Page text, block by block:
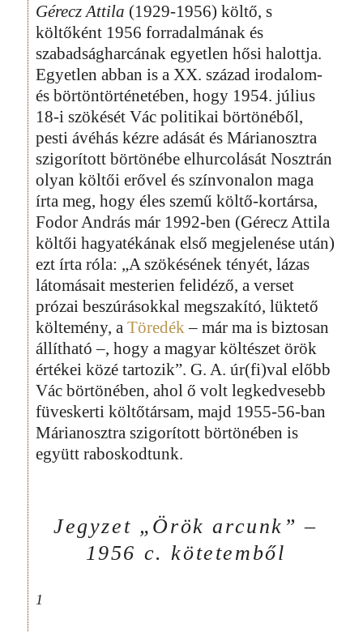
Gérecz Attila (1929-1956) költő, s
költőként 1956 forradalmának és
szabadságharcának egyetlen hősi halottja.
Egyetlen abban is a XX. század irodalom-
és börtöntörténetében, hogy 1954. július
18-i szökését Vác politikai börtönéből,
pesti ávéhás kézre adását és Márianosztra
szigorított börtönébe elhurcolását Nosztrán
olyan költői erővel és színvonalon maga
írta meg, hogy éles szemű költő-kortársa,
Fodor András már 1992-ben (Gérecz Attila
költői hagyatékának első megjelenése után)
ezt írta róla: „A szökésének tényét, lázas
látomásait mesterien felidéző, a verset
prózai beszúrásokkal megszakító, lüktető
költemény, a Töredék – már ma is biztosan
állítható –, hogy a magyar költészet örök
értékei közé tartozik”. G. A. úr(fi)val előbb
Vác börtönében, ahol ő volt legkedvesebb
füveskerti költőtársam, majd 1955-56-ban
Márianosztra szigorított börtönében is
együtt raboskodtunk.
Jegyzet „Örök arcunk” –
1956 c. kötetemből
1